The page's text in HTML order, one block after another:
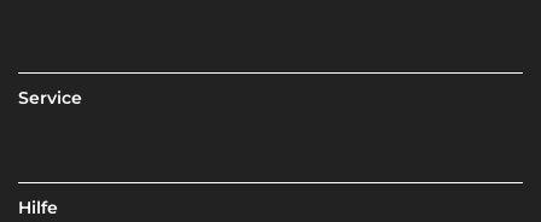
Service
Hilfe